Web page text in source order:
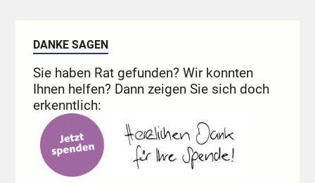
DANKE SAGEN
Sie haben Rat gefunden? Wir konnten
Ihnen helfen? Dann zeigen Sie sich doch
erkenntlich: